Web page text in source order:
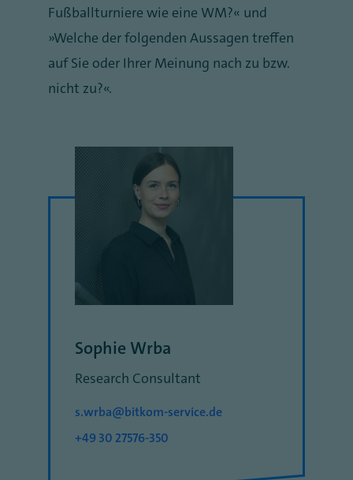
Fußballturniere wie eine WM?“ und
„Welche der folgenden Aussagen treffen
auf Sie oder Ihrer Meinung nach zu bzw.
nicht zu?“.
Sophie Wrba
Research Consultant
s.wrba@bitkom-service.de
+49 30 27576-350